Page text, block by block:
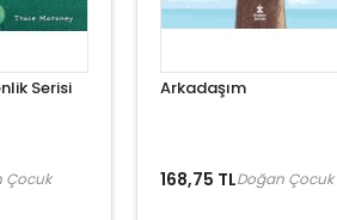
Serisi
Çocuk
Arkadaşım
168,75 TLDoğan Çocuk